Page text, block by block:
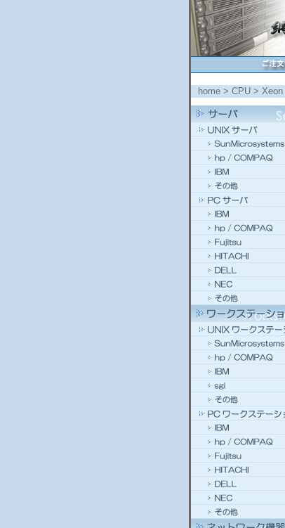
home > CPU > Xeon